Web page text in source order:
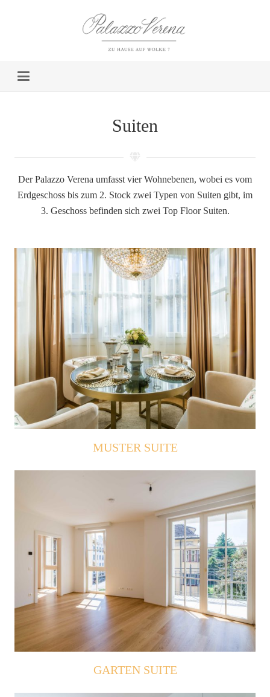
Suiten
Der Palazzo Verena umfasst vier Wohnebenen, wobei es vom
Erdgeschoss bis zum 2. Stock zwei Typen von Suiten gibt, im
3. Geschoss befinden sich zwei Top Floor Suiten.
MUSTER SUITE
GARTEN SUITE